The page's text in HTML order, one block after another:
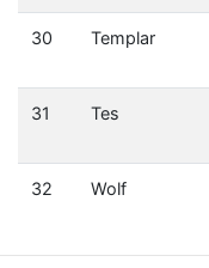
30 Templar
31 Tes
32 Wolf